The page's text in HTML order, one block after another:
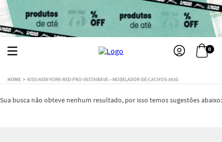
0
KISS-NEW-YORK-RED-PRO-INSTAWAVE---MODELADOR-DE-CACHOS-393G
Sua busca não obteve nenhum resultado, por isso temos sugestões abaixo: